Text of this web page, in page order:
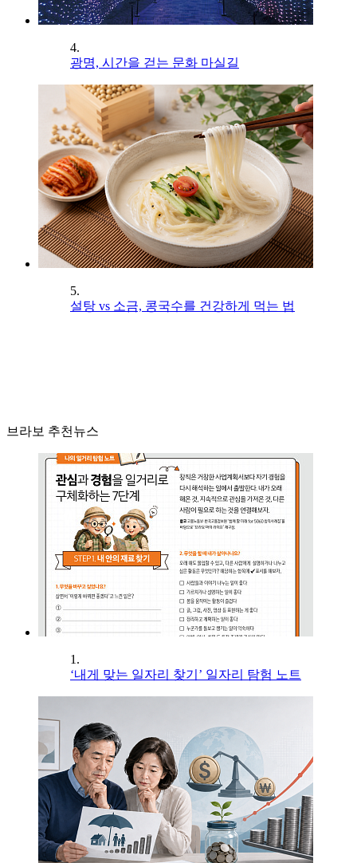
4.
광명, 시간을 걷는 문화 마실길
5.
설탕 vs 소금, 콩국수를 건강하게 먹는 법
브라보 추천뉴스
1.
‘내게 맞는 일자리 찾기’ 일자리 탐험 노트